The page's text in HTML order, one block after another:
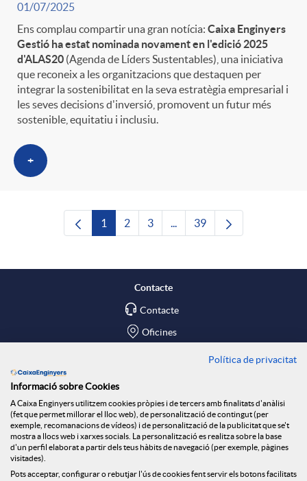
01/07/2025
Ens complau compartir una gran notícia: Caixa Enginyers
Gestió ha estat nominada novament en l'edició 2025
d'ALAS20 (Agenda de Líders Sustentables), una iniciativa
que reconeix a les organitzacions que destaquen per
integrar la sostenibilitat en la seva estratègia empresarial i
les seves decisions d'inversió, promovent un futur més
sostenible, equitatiu i inclusiu.
+
Pàgina
1 Pàgina
2 Pàgina
3 ...Pàgines intermèdies
Pàgina
39
Contacte
Contacte
Oficines
Social Room
Seguretat Online
Política de privacitat
Informació sobre Cookies
A Caixa Enginyers utilitzem cookies pròpies i de tercers amb finalitats d'anàlisi
(fet que permet millorar el lloc web), de personalització de contingut (per
exemple, recomanacions de vídeos) i de personalització de la publicitat que se't
mostra a llocs web i xarxes socials. La personalització es realitza sobre la base
d'un perfil elaborat a partir dels teus hàbits de navegació (per exemple, pàgines
visitades).
Pots acceptar, configurar o rebutjar l'ús de cookies fent servir els botons facilitats